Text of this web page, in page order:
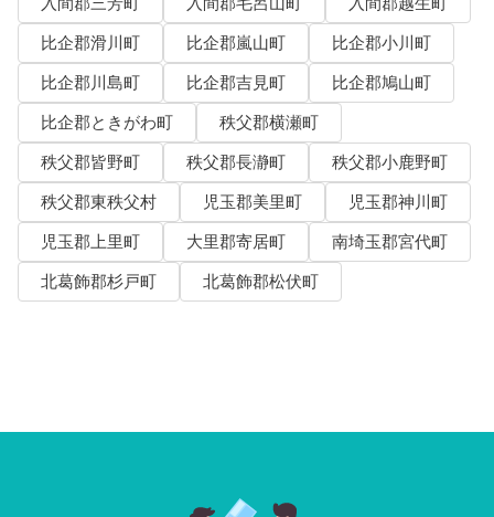
比企郡滑川町
比企郡嵐山町
比企郡小川町
比企郡川島町
比企郡吉見町
比企郡鳩山町
比企郡ときがわ町
秩父郡横瀬町
秩父郡皆野町
秩父郡長瀞町
秩父郡小鹿野町
秩父郡東秩父村
児玉郡美里町
児玉郡神川町
児玉郡上里町
大里郡寄居町
南埼玉郡宮代町
北葛飾郡杉戸町
北葛飾郡松伏町